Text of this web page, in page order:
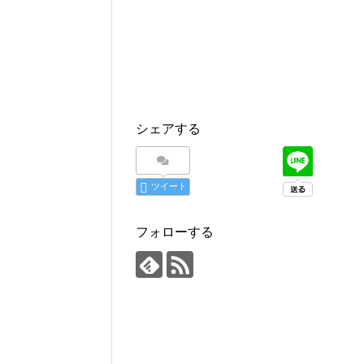
シェアする
ツイート
フォローする